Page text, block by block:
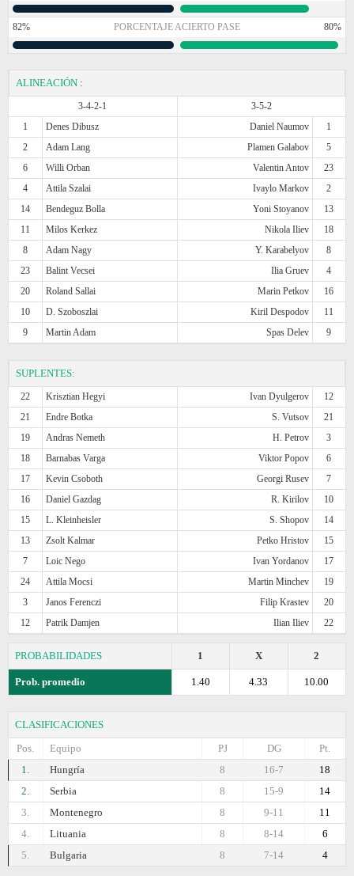
82% PORCENTAJE ACIERTO PASE 80%
ALINEACIÓN :
3-4-2-1
3-5-2
1
Denes Dibusz Daniel Naumov
1
2
Adam Lang Plamen Galabov
5
6
Willi Orban Valentin Antov
23
4
Attila Szalai Ivaylo Markov
2
14
Bendeguz Bolla Yoni Stoyanov
13
11
Milos Kerkez Nikola Iliev
18
8
Adam Nagy Y. Karabelyov
8
23
Balint Vecsei Ilia Gruev
4
20
Roland Sallai Marin Petkov
16
10
D. Szoboszlai Kiril Despodov
11
9
Martin Adam Spas Delev 9
SUPLENTES:
22 Krisztian Hegyi Ivan Dyulgerov
12
21
Endre Botka S. Vutsov
21
19
Andras Nemeth H. Petrov
3
18
Barnabas Varga Viktor Popov
6
17
Kevin Csoboth Georgi Rusev
7
16
Daniel Gazdag R. Kirilov
10
15
L. Kleinheisler S. Shopov
14
13
Zsolt Kalmar Petko Hristov
15
7
Loic Nego Ivan Yordanov
17
24
Attila Mocsi Martin Minchev
19
3
Janos Ferenczi Filip Krastev
20
12
Patrik Damjen Ilian Iliev 22
PROBABILIDADES 2
X
1
Prob. promedio 10.00
4.33
1.40
CLASIFICACIONES
Pos.
Equipo Pt.
DG
PJ
1.
Hungría 18
16-7
8
2.
Serbia 14
15-9
8
3.
Montenegro 11
9-11
8
4.
Lituania 6
8-14
8
5.
Bulgaria 4
7-14
8